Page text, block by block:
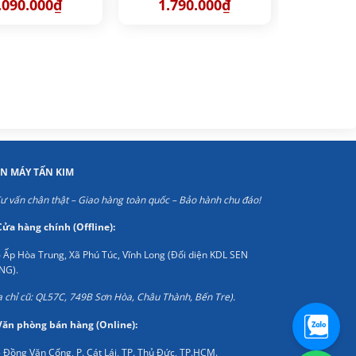
₫ gốc
1.790.000₫
MÁY TẤN KIM
vấn chân thật – Giao hàng toàn quốc – Bảo hành chu đáo!
hàng chính (Offline):
Ấp Hòa Trung, Xã Phú Túc, Vĩnh Long (Đối diện KDL SEN
chỉ cũ: QL57C, 749B Sơn Hòa, Châu Thành, Bến Tre).
phòng bán hàng (Online):
Đồng Văn Cống, P. Cát Lái, TP. Thủ Đức, TP.HCM.